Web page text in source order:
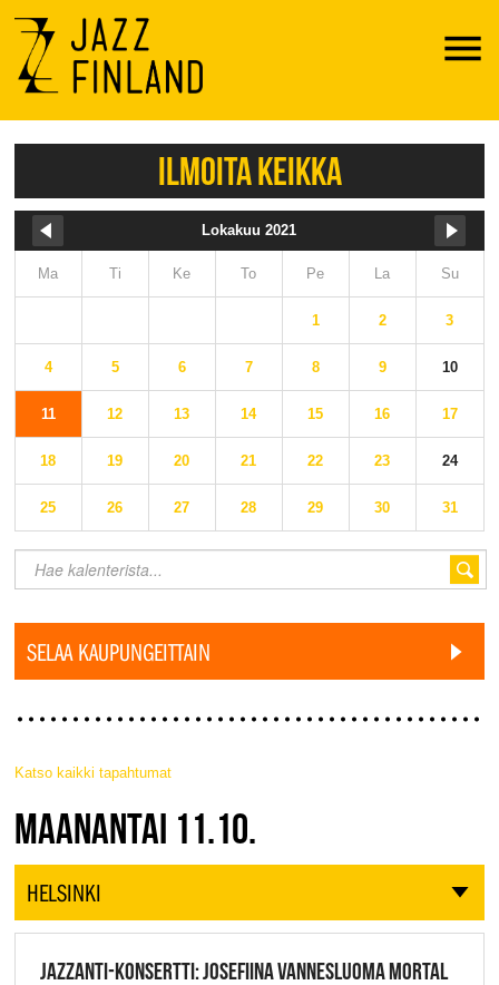
Menu
ILMOITA KEIKKA
Lokakuu 2021
Ma Ti Ke To Pe La Su
1 2 3
4 5 6 7 8 9 10
11 12 13 14 15 16 17
18 19 20 21 22 23 24
25 26 27 28 29 30 31
SELAA KAUPUNGEITTAIN
Katso kaikki tapahtumat
JAZZ FINLAND LIVE
MAANANTAI 11.10.
HELSINKI
JAZZANTI-KONSERTTI: JOSEFIINA VANNESLUOMA MORTAL